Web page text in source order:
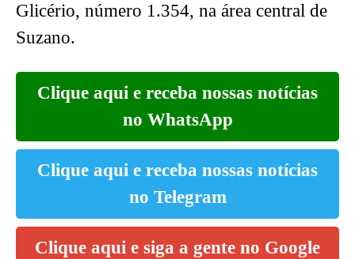
Glicério, número 1.354, na área central de
Suzano.
Clique aqui e receba nossas notícias
no WhatsApp
Clique aqui e receba nossas notícias
no Telegram
Clique aqui e siga a gente no Google